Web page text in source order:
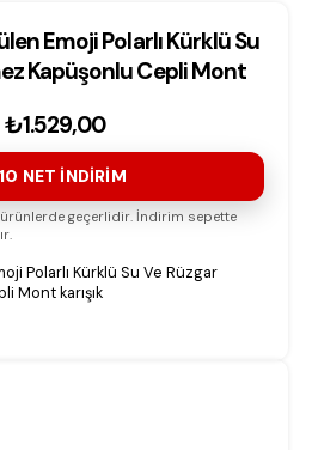
Emoji Polarlı Kürklü Su
Kapüşonlu Cepli Mont
₺1.529,00
NET İNDİRİM
geçerlidir. İndirim sepette
Polarlı Kürklü Su Ve Rüzgar
Mont karışık